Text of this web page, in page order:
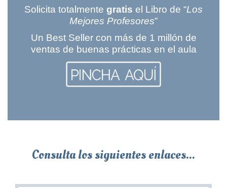
Solicita totalmente gratis el Libro de “Los
Mejores Profesores”
Un Best Seller con más de 1 millón de
ventas de buenas prácticas en el aula
Consulta los siguientes enlaces...